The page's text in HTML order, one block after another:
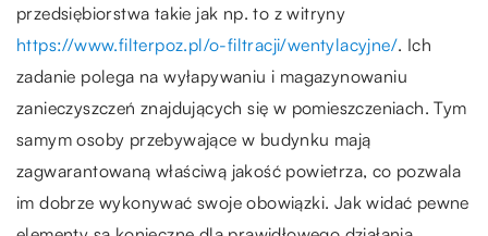
przedsiębiorstwa takie jak np. to z witryny
https://www.filterpoz.pl/o-filtracji/wentylacyjne/. Ich
zadanie polega na wyłapywaniu i magazynowaniu
zanieczyszczeń znajdujących się w pomieszczeniach. Tym
samym osoby przebywające w budynku mają
zagwarantowaną właściwą jakość powietrza, co pozwala
im dobrze wykonywać swoje obowiązki. Jak widać pewne